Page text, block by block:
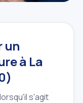
un
à La
s'agit